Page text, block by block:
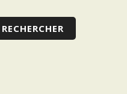
RECHERCHER